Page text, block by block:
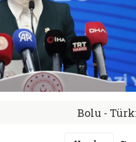
Bolu -